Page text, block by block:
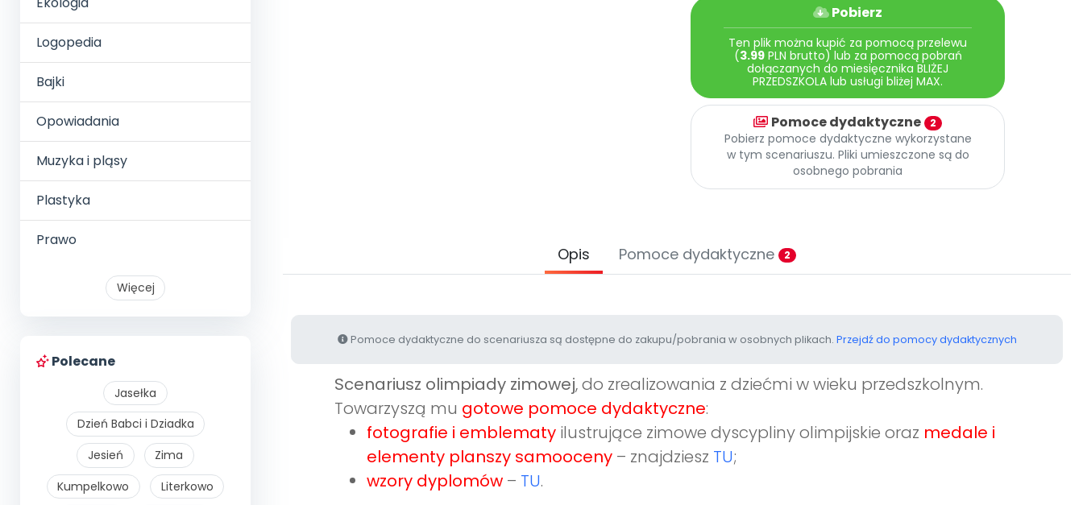
Logopedia
Bajki
Opowiadania
Muzyka i pląsy
Plastyka
Prawo
Więcej
Polecane
Jasełka
Dzień Babci i Dziadka
Jesień
Zima
Kumpelkowo
Literkowo
Pobierz
Ten plik można kupić za pomocą przelewu
(3.99PLN brutto) lub za pomocą pobrań
dołączanych do miesięcznika BLIŻEJ
PRZEDSZKOLA lub usługi bliżej MAX.
Pomoce dydaktyczne 2
Pobierz pomoce dydaktyczne wykorzystane
w tym scenariuszu. Pliki umieszczone są do
osobnego pobrania
Opis Pomoce dydaktyczne 2
Pomoce dydaktyczne do scenariusza są dostępne do zakupu/pobrania w osobnych plikach. Przejdź do pomocy dydaktycznych
Scenariusz olimpiady zimowej, do zrealizowania z dziećmi w wieku przedszkolnym.
Towarzyszą mu gotowe pomoce dydaktyczne:
fotografie i emblematy ilustrujące zimowe dyscypliny olimpijskie oraz medale i
elementy planszy samooceny – znajdziesz TU;
wzory dyplomów – TU.